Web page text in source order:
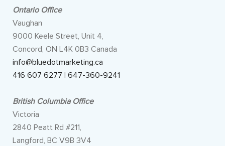
Ontario Office
Vaughan
9000 Keele Street, Unit 4,
Concord, ON L4K 0B3 Canada
info@bluedotmarketing.ca
416 607 6277 | 647-360-9241
British Columbia Office
Victoria
2840 Peatt Rd #211,
Langford, BC V9B 3V4